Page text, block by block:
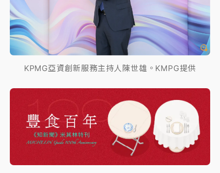
KPMG亞資創新服務主持人陳世雄。KMPG提供